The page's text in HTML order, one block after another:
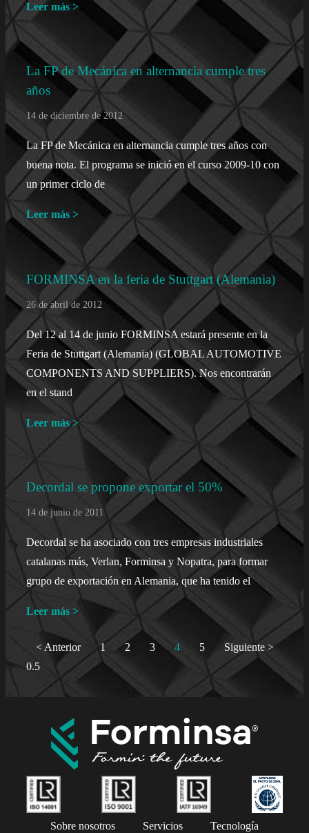
Leer más >
La FP de Mecánica en alternancia cumple tres
años
14 de diciembre de 2012
La FP de Mecánica en alternancia cumple tres años con
buena nota. El programa se inició en el curso 2009-10 con
un primer ciclo de
Leer más >
FORMINSA en la feria de Stuttgart (Alemania)
26 de abril de 2012
Del 12 al 14 de junio FORMINSA estará presente en la
Feria de Stuttgart (Alemania) (GLOBAL AUTOMOTIVE
COMPONENTS AND SUPPLIERS). Nos encontrarán
en el stand
Leer más >
Decordal se propone exportar el 50%
14 de junio de 2011
Decordal se ha asociado con tres empresas industriales
catalanas más, Verlan, Forminsa y Nopatra, para formar
grupo de exportación en Alemania, que ha tenido el
Leer más >
< Anterior 1 2 3 4 5 Siguiente >
Sobre nosotros Servicios Tecnología